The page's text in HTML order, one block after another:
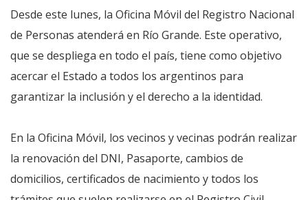
Desde este lunes, la Oficina Móvil del Registro Nacional
de Personas atenderá en Río Grande. Este operativo,
que se despliega en todo el país, tiene como objetivo
acercar el Estado a todos los argentinos para
garantizar la inclusión y el derecho a la identidad.
En la Oficina Móvil, los vecinos y vecinas podrán realizar
la renovación del DNI, Pasaporte, cambios de
domicilios, certificados de nacimiento y todos los